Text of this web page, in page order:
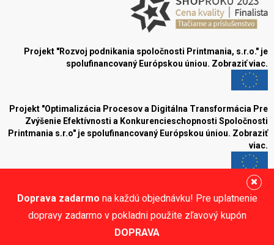
Doprava zadarmo na každú objednávku! Pre uplatnenie
dopravy zadarmo v pokladni použite zľavový kupón
DOPRAVA
Projekt "Rozvoj podnikania spoločnosti Printmania, s.r.o." je
spolufinancovaný Európskou úniou. Zobraziť viac.
Projekt "Optimalizácia Procesov a Digitálna Transformácia Pre
Zvýšenie Efektívnosti a Konkurencieschopnosti Spoločnosti
Printmania s.r.o" je spolufinancovaný Európskou úniou. Zobraziť
viac.
Blog
NajReklama.sk - tvorba eshopu